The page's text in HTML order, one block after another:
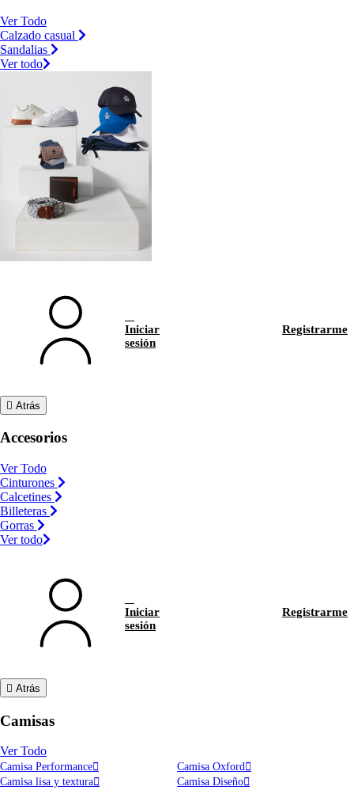
Ver Todo
Calzado casual
Sandalias
Ver todo
Iniciar
sesión
Registrarme
Atrás
Accesorios
Ver Todo
Cinturones
Calcetines
Billeteras
Gorras
Ver todo
Iniciar
sesión
Registrarme
Atrás
Camisas
Ver Todo
Camisa Performance
Camisa Oxford
Camisa lisa y textura
Camisa Diseño